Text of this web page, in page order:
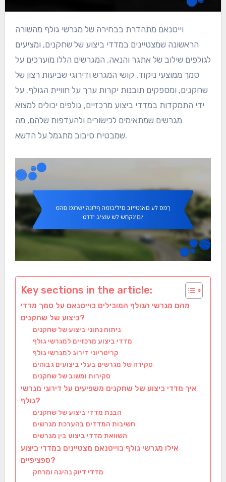
וייטנאם מתהדרת בבחירה של מגרשי גולף מהשורה
הראשונה שמצטיינים במדדי ביצוע של שחקנים, ומציעים
לגולפים שילוב של אתגר והנאה. המגרשים הללו מוערכים על
סמך ממוצעי ניקוד, קושי המגרש ודירוגי שביעות רצון של
שחקנים, ומספקים תובנות יקרות ערך על חוויית הגולף. על
ידי התמקדות במדדי ביצוע מרכזיים, גולפים יכולים למצוא
מגרשים שמתאימים לכישורים ולהעדפות שלהם, מה
שמבטיח סיבוב מתגמל על הדשא.
Key sections in the article:
מהם מגרשי הגולף המובילים בוייטנאם על סמך מדדי
ביצוע של שחקנים?
ניתוח נתוני ביצוע של שחקנים
מדדי ביצוע מרכזיים למגרשי גולף
קריטריוני דירוג למגרשי גולף
סקירה של מגרשים בעלי ביצועים גבוהים
סקירות ומשוב של שחקנים
איך מדדי ביצוע של שחקנים משפיעים על דירוגי מגרשי
גולף?
הבנת מדדי ביצוע של שחקנים
חשיבות המדדים בהערכת מגרשים
השוואת מדדי ביצוע בין מגרשים
אילו מגרשי גולף בוייטנאם מצטיינים במדדי ביצוע
ספציפיים?
מדדי דיוק נהיגה ומרחק